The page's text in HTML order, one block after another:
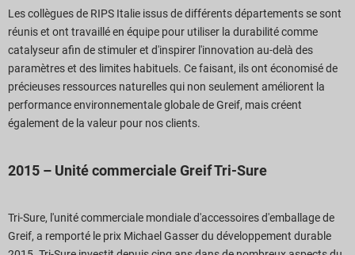
Les collègues de RIPS Italie issus de différents départements se sont
réunis et ont travaillé en équipe pour utiliser la durabilité comme
catalyseur afin de stimuler et d'inspirer l'innovation au-delà des
paramètres et des limites habituels. Ce faisant, ils ont économisé de
précieuses ressources naturelles qui non seulement améliorent la
performance environnementale globale de Greif, mais créent
également de la valeur pour nos clients.
2015 – Unité commerciale Greif Tri-Sure
Tri-Sure, l'unité commerciale mondiale d'accessoires d'emballage de
Greif, a remporté le prix Michael Gasser du développement durable